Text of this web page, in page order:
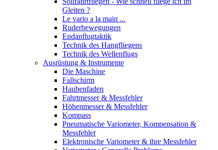
Gleiten ?
Le vario a la main ...
Ruderbewegungen
Endanflugtaktik
Technik des Hangfliegens
Technik des Wellenflugs
Ausrüstung & Instrumente
Die Maschine
Fallschirm
Haubenfaden
Fahrtmesser & Messfehler
Höhenmesser & Messfehler
Kompass
Pneumatische Variometer, Kompensation &
Messfehler
Elektronische Variometer & ihre Messfehler